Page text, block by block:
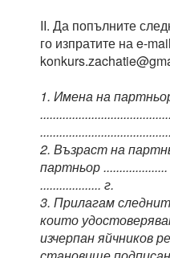
II. Да попълните
го изпратите на e-
1. Имена на
2. Възраст на
партньор
................... г.
3. Прилагам
които
изчерпан яйчников